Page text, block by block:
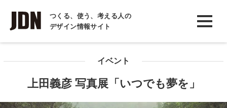
つくる、使う、考える人の
デザイン情報サイト
INTERVIEW
インタビュー
イベント
上田義彦 写真展「いつでも夢を」